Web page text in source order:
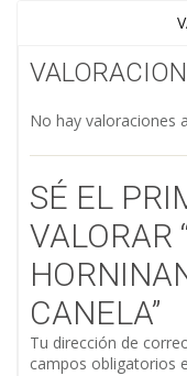
No hay valoraciones
SÉ EL
VALORAR
CANELA”
Tu dirección de
campos obligatorios